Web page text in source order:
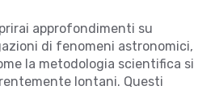
approfondimenti su
di fenomeni astronomici,
la metodologia scientifica si
lontani. Questi